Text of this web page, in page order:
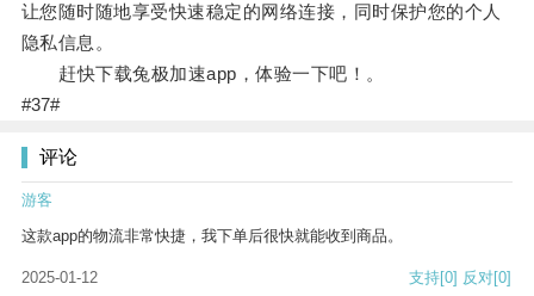
让您随时随地享受快速稳定的网络连接，同时保护您的个人
隐私信息。
赶快下载兔极加速app，体验一下吧！。
#37#
评论
游客
这款app的物流非常快捷，我下单后很快就能收到商品。
2025-01-12 支持[0] 反对[0]